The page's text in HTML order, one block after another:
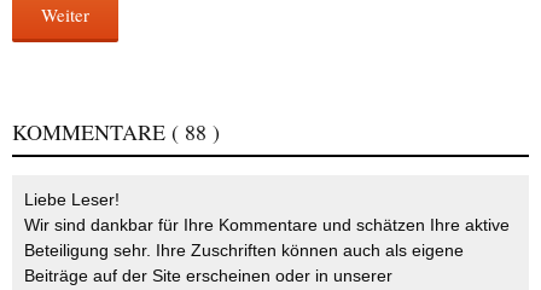
Weiter
KOMMENTARE ( 88 )
Liebe Leser!
Wir sind dankbar für Ihre Kommentare und schätzen Ihre aktive
Beteiligung sehr. Ihre Zuschriften können auch als eigene
Beiträge auf der Site erscheinen oder in unserer